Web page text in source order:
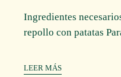
Ingredientes
repollo con patatas
LEER MÁS